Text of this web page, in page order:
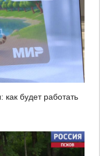
будет работать